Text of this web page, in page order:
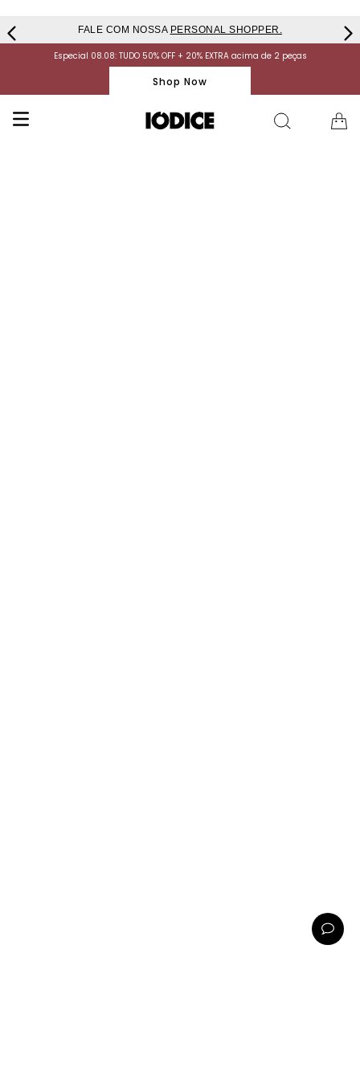
FALE COM NOSSA PERSONAL SHOPPER.
Especial 08.08: TUDO 50% OFF + 20% EXTRA acima de 2 peças
Shop Now